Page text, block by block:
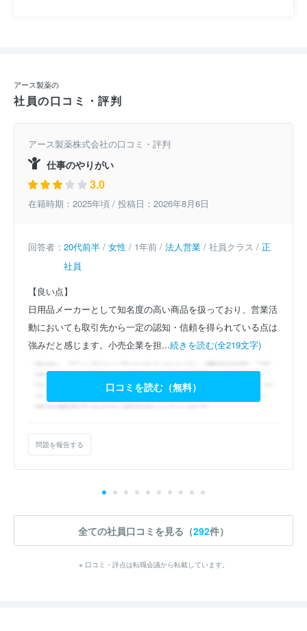
アース製薬の
社員の口コミ・評判
アース製薬株式会社の口コミ・評判
仕事のやりがい
3.0
在籍時期：2025年頃 / 投稿日：2026年8月6日
回答者： 20代前半 / 女性 / 1年前 / 法人営業 / 社員クラス / 正
社員
【良い点】
日用品メーカーとして知名度の高い商品を扱っており、営業活
動においても取引先から一定の認知・信頼を得られている点は
強みだと感じます。小売企業を担...続きを読む(全219文字)
口コミを読む（無料）
問題を報告する
全ての社員口コミを見る（292件）
※ 口コミ・評点は転職会議から転載しています。